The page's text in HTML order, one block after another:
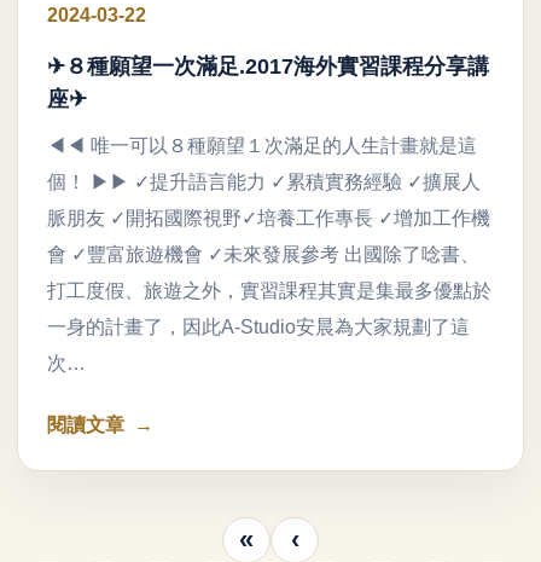
2024-03-22
✈８種願望一次滿足.2017海外實習課程分享講
座✈
◀◀ 唯一可以８種願望１次滿足的人生計畫就是這
個！ ▶▶ ✓提升語言能力 ✓累積實務經驗 ✓擴展人
脈朋友 ✓開拓國際視野✓培養工作專長 ✓增加工作機
會 ✓豐富旅遊機會 ✓未來發展參考 出國除了唸書、
打工度假、旅遊之外，實習課程其實是集最多優點於
一身的計畫了，因此A-Studio安晨為大家規劃了這
次…
閱讀文章
« ‹